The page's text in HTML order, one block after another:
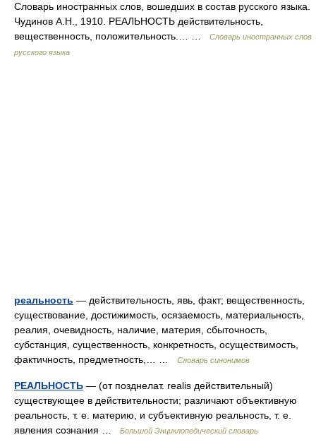
Словарь иностранных слов, вошедших в состав русского языка.
Чудинов А.Н., 1910. РЕАЛЬНОСТЬ действительность,
вещественность, положительность.… …
Словарь иностранных слов
русского языка
реальность — действительность, явь, факт; вещественность,
существование, достижимость, осязаемость, материальность,
реалия, очевидность, наличие, материя, сбыточность,
субстанция, существенность, конкретность, осуществимость,
фактичность, предметность,… …
Словарь синонимов
РЕАЛЬНОСТЬ — (от позднелат. realis действительный)
существующее в действительности; различают объективную
реальность, т. е. материю, и субъективную реальность, т. е.
явления сознания …
Большой Энциклопедический словарь